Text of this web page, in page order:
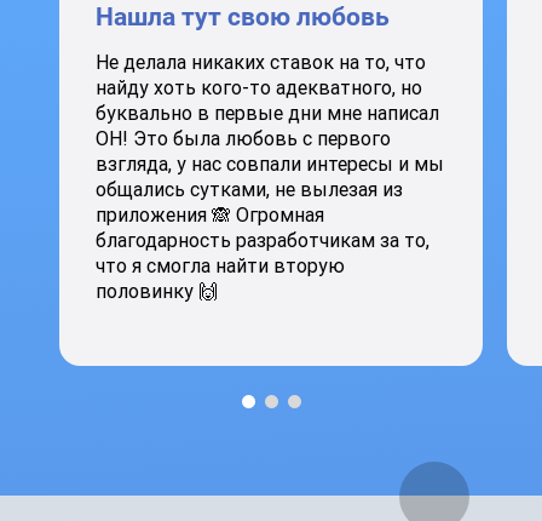
Нашла тут свою любовь
Не делала никаких ставок на то, что
найду хоть кого-то адекватного, но
буквально в первые дни мне написал
ОН! Это была любовь с первого
взгляда, у нас совпали интересы и мы
общались сутками, не вылезая из
приложения 🙈 Огромная
благодарность разработчикам за то,
что я смогла найти вторую
половинку 🙌